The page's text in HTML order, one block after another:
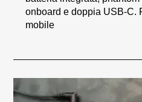
onboard e doppia USB-C.
mobile